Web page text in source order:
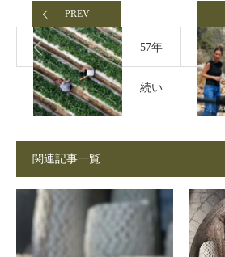
PREV
57年
続い
イチ
関連記事一覧